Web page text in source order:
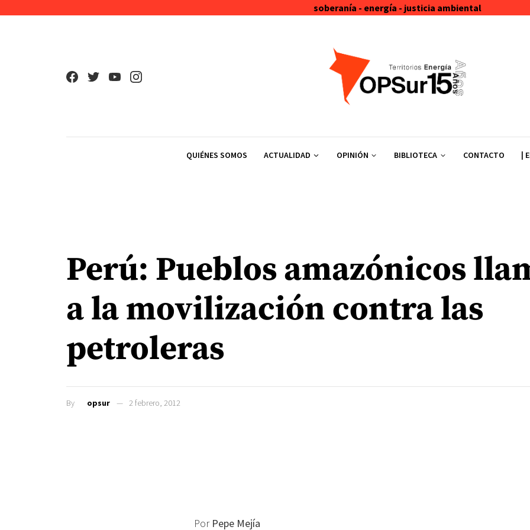
soberanía - energía - justicia ambiental
QUIÉNES SOMOS ACTUALIDAD OPINIÓN BIBLIOTECA CONTACTO |
Perú: Pueblos amazónicos
a la movilización contra las
petroleras
By opsur 2 febrero, 2012
Por Pepe Mejía